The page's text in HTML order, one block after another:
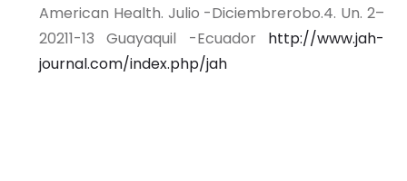
American Health. Julio -Diciembrerobo.4. Un. 2–
20211-13 Guayaquil -Ecuador http://www.jah-
journal.com/index.php/jah